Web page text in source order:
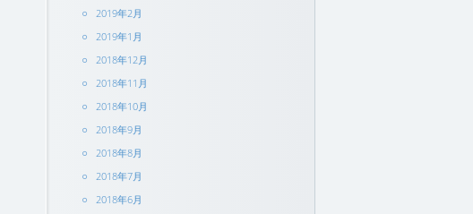
2019年2月
2019年1月
2018年12月
2018年11月
2018年10月
2018年9月
2018年8月
2018年7月
2018年6月